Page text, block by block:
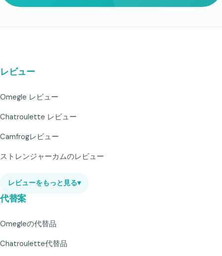
レビュー
Omegle レビュー
Chatroulette レビュー
Camfrogレビュー
ストレンジャーカムのレビュー
レビューをもっと見る▾
代替案
Omegleの代替品
Chatroulette代替品